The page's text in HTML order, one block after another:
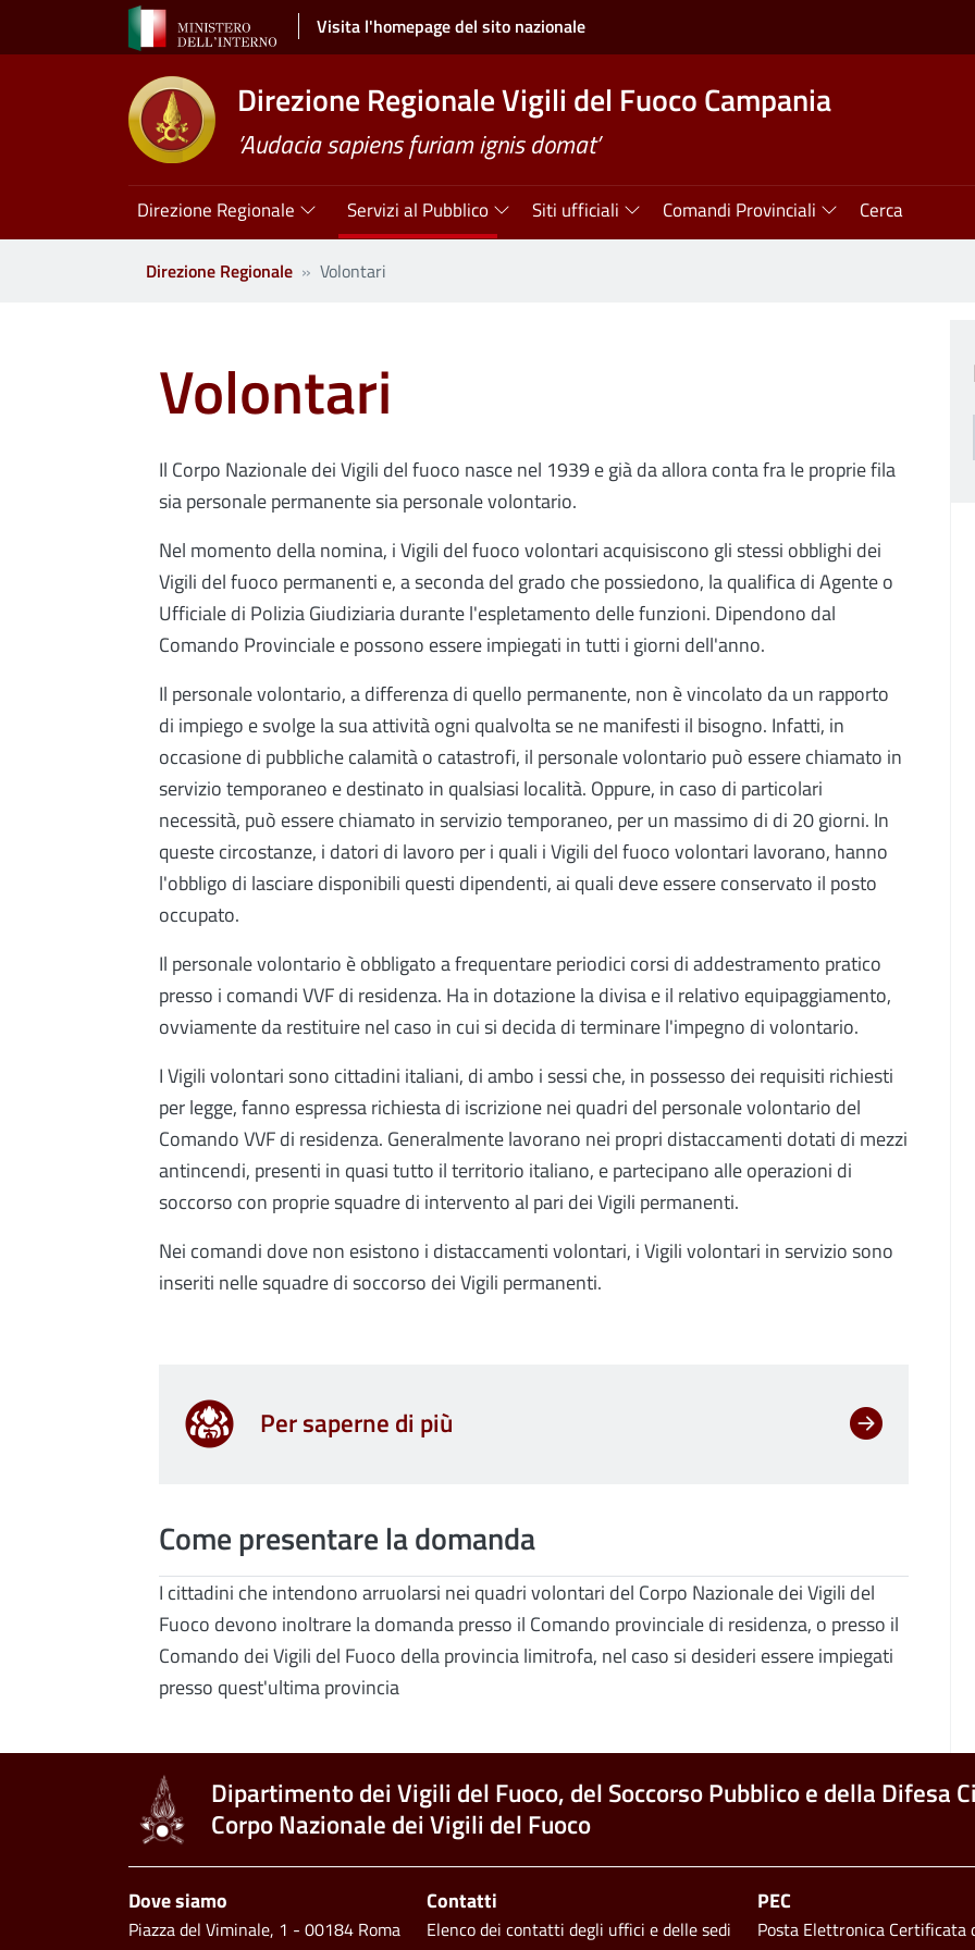
Salta al contenuto principale Visita l'homepage del sito nazionale
Direzione Regionale Vigili del Fuoco Campania
’Audacia sapiens furiam ignis domat’
Navigazione principale
Direzione Regionale Servizi al Pubblico Siti ufficiali Comandi Provinciali Cerca
Direzione Regionale Volontari
Volontari
Il Corpo Nazionale dei Vigili del fuoco nasce nel 1939 e già da allora conta fra le proprie fila
sia personale permanente sia personale volontario.
Nel momento della nomina, i Vigili del fuoco volontari acquisiscono gli stessi obblighi dei
Vigili del fuoco permanenti e, a seconda del grado che possiedono, la qualifica di Agente o
Ufficiale di Polizia Giudiziaria durante l'espletamento delle funzioni. Dipendono dal
Comando Provinciale e possono essere impiegati in tutti i giorni dell'anno.
Il personale volontario, a differenza di quello permanente, non è vincolato da un rapporto
di impiego e svolge la sua attività ogni qualvolta se ne manifesti il bisogno. Infatti, in
occasione di pubbliche calamità o catastrofi, il personale volontario può essere chiamato in
servizio temporaneo e destinato in qualsiasi località. Oppure, in caso di particolari
necessità, può essere chiamato in servizio temporaneo, per un massimo di di 20 giorni. In
queste circostanze, i datori di lavoro per i quali i Vigili del fuoco volontari lavorano, hanno
l'obbligo di lasciare disponibili questi dipendenti, ai quali deve essere conservato il posto
occupato.
Il personale volontario è obbligato a frequentare periodici corsi di addestramento pratico
presso i comandi VVF di residenza. Ha in dotazione la divisa e il relativo equipaggiamento,
ovviamente da restituire nel caso in cui si decida di terminare l'impegno di volontario.
I Vigili volontari sono cittadini italiani, di ambo i sessi che, in possesso dei requisiti richiesti
per legge, fanno espressa richiesta di iscrizione nei quadri del personale volontario del
Comando VVF di residenza. Generalmente lavorano nei propri distaccamenti dotati di mezzi
antincendi, presenti in quasi tutto il territorio italiano, e partecipano alle operazioni di
soccorso con proprie squadre di intervento al pari dei Vigili permanenti.
Nei comandi dove non esistono i distaccamenti volontari, i Vigili volontari in servizio sono
inseriti nelle squadre di soccorso dei Vigili permanenti.
Per saperne di più
Come presentare la domanda
I cittadini che intendono arruolarsi nei quadri volontari del Corpo Nazionale dei Vigili del
Fuoco devono inoltrare la domanda presso il Comando provinciale di residenza, o presso il
Comando dei Vigili del Fuoco della provincia limitrofa, nel caso si desideri essere impiegati
presso quest'ultima provincia
Dipartimento dei Vigili del Fuoco, del Soccorso Pubblico e della Difesa
Corpo Nazionale dei Vigili del Fuoco
Piè di pagina
Dove siamo
Piazza del Viminale, 1 - 00184 Roma
Contatti
Elenco dei contatti degli uffici e delle sedi
PEC
Posta Elettronica Certificata